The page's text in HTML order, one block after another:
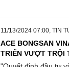
11/13/2024 07:00, TIN
ACE BONGSAN
TRIỂN VƯỢT TRỘI